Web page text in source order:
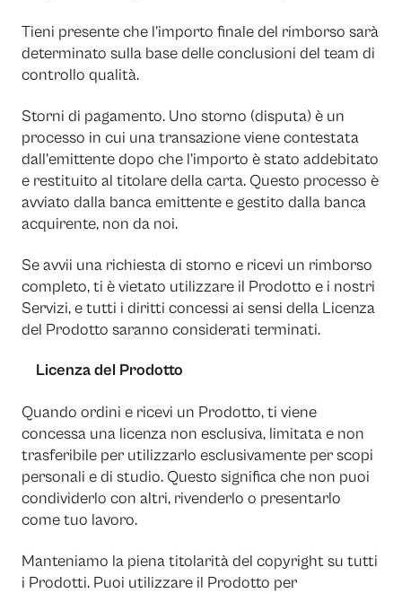
Tieni presente che l’importo finale del rimborso sarà
determinato sulla base delle conclusioni del team di
controllo qualità.
Storni di pagamento. Uno storno (disputa) è un
processo in cui una transazione viene contestata
dall’emittente dopo che l’importo è stato addebitato
e restituito al titolare della carta. Questo processo è
avviato dalla banca emittente e gestito dalla banca
acquirente, non da noi.
Se avvii una richiesta di storno e ricevi un rimborso
completo, ti è vietato utilizzare il Prodotto e i nostri
Servizi, e tutti i diritti concessi ai sensi della Licenza
del Prodotto saranno considerati terminati.
Licenza del Prodotto
Quando ordini e ricevi un Prodotto, ti viene
concessa una licenza non esclusiva, limitata e non
trasferibile per utilizzarlo esclusivamente per scopi
personali e di studio. Questo significa che non puoi
condividerlo con altri, rivenderlo o presentarlo
come tuo lavoro.
Manteniamo la piena titolarità del copyright su tutti
i Prodotti. Puoi utilizzare il Prodotto per